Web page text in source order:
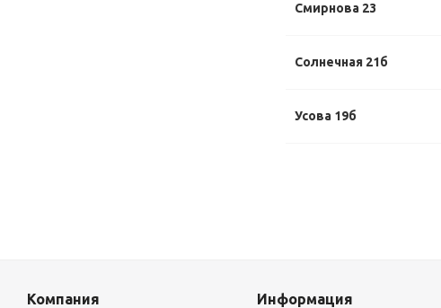
Смирнова 23
Солнечная 21б
Усова 19б
Компания Информация